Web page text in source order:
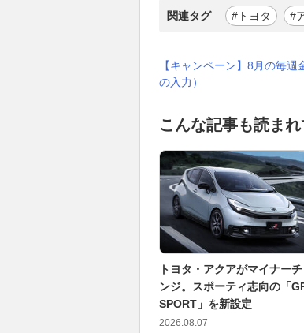
関連タグ #トヨタ #
【キャンペーン】8月の毎
の入力）
こんな記事も読ま
トヨタ・アクアがマイナーチ
ンジ。スポーティ志向の「
SPORT」を新設定
2026.08.07